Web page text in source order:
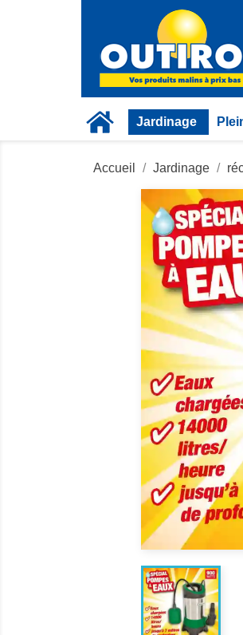
Jardinage
Accueil Jardinage